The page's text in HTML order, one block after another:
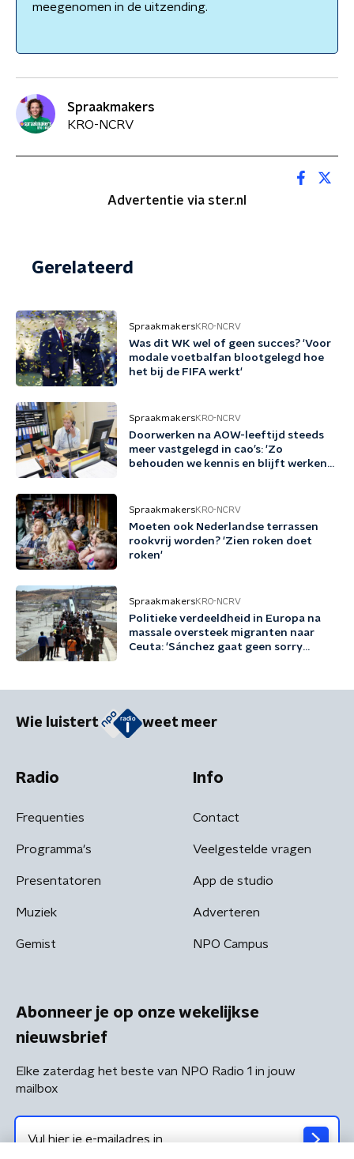
meegenomen in de uitzending.
Spraakmakers
KRO-NCRV
Advertentie via ster.nl
Gerelateerd
SpraakmakersKRO-NCRV
Was dit WK wel of geen succes? 'Voor
modale voetbalfan blootgelegd hoe
het bij de FIFA werkt'
SpraakmakersKRO-NCRV
Doorwerken na AOW-leeftijd steeds
meer vastgelegd in cao’s: 'Zo
behouden we kennis en blijft werken
SpraakmakersKRO-NCRV
Moeten ook Nederlandse terrassen
rookvrij worden? 'Zien roken doet
roken'
SpraakmakersKRO-NCRV
Politieke verdeeldheid in Europa na
massale oversteek migranten naar
Ceuta: 'Sánchez gaat geen sorry
Wie luistert weet meer
Radio
Frequenties
Programma's
Presentatoren
Muziek
Gemist
Info
Contact
Veelgestelde vragen
App de studio
Adverteren
NPO Campus
Abonneer je op onze wekelijkse
nieuwsbrief
Elke zaterdag het beste van NPO Radio 1 in jouw
mailbox